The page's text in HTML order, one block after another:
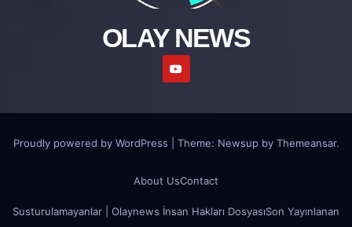
OLAY NEWS
Proudly powered by WordPress Theme: Newsup by Themeansar.
About UsContact
Susturulamayanlar | Olaynews İnsan Hakları DosyasıSon Yayınlanan